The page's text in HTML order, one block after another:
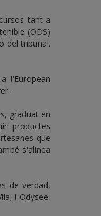
tant a
(ODS)
del tribunal.
l'European
graduat en
productes
que
s'alinea
de verdad,
i Odysee,